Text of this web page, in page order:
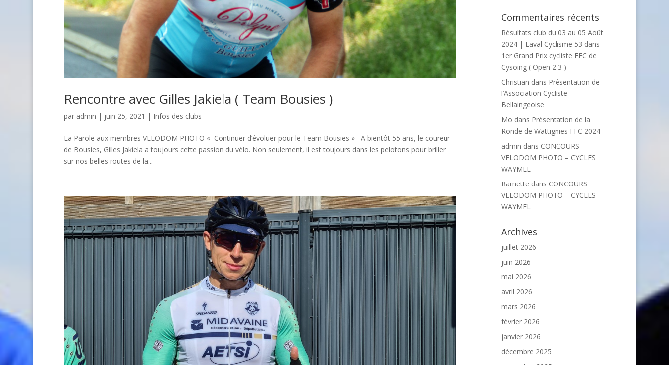
Rencontre avec Gilles Jakiela ( Team Bousies )
par admin | juin 25, 2021 | Infos des clubs
La Parole aux membres VELODOM PHOTO « Continuer d’évoluer pour le Team Bousies » A bientôt 55 ans, le coureur
de Bousies, Gilles Jakiela a toujours cette passion du vélo. Non seulement, il est toujours dans les pelotons pour briller
sur nos belles routes de la...
Commentaires récents
Résultats club du 03 au 05 Août
2024 | Laval Cyclisme 53 dans
1er Grand Prix cycliste FFC de
Cysoing ( Open 2 3 )
Christian dans Présentation de
l’Association Cycliste
Bellaingeoise
Mo dans Présentation de la
Ronde de Wattignies FFC 2024
admin dans CONCOURS
VELODOM PHOTO – CYCLES
WAYMEL
Ramette dans CONCOURS
VELODOM PHOTO – CYCLES
WAYMEL
Archives
juillet 2026
juin 2026
mai 2026
avril 2026
mars 2026
février 2026
janvier 2026
décembre 2025